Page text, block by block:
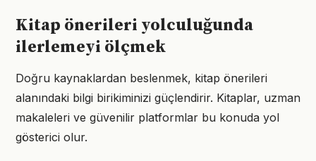
Kitap önerileri yolculuğunda
ilerlemeyi ölçmek
Doğru kaynaklardan beslenmek, kitap önerileri
alanındaki bilgi birikiminizi güçlendirir. Kitaplar, uzman
makaleleri ve güvenilir platformlar bu konuda yol
gösterici olur.